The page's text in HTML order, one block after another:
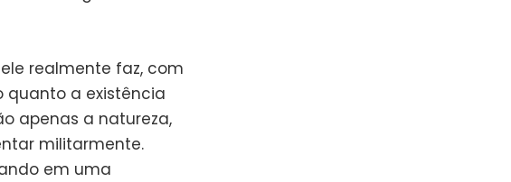
realmente faz, com
quanto a existência
apenas a natureza,
militarmente.
em uma